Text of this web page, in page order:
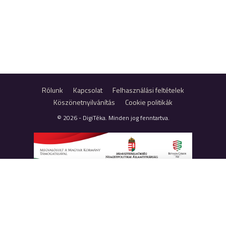
Rólunk Kapcsolat
Felhasználási feltételek
Köszönetnyilvánítás
Cookie politikák
© 2026 - DigiTéka. Minden jog fenntartva.